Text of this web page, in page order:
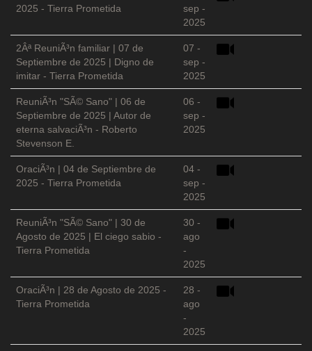
2025 - Tierra Prometida
sep -
2025
2Âª ReuniÃ³n familiar | 07 de
Septiembre de 2025 | Digno de
imitar - Tierra Prometida
07 -
sep -
2025
ReuniÃ³n "SÃ© Sano" | 06 de
Septiembre de 2025 | Autor de
eterna salvaciÃ³n - Roberto
Stevenson E.
06 -
sep -
2025
OraciÃ³n | 04 de Septiembre de
2025 - Tierra Prometida
04 -
sep -
2025
ReuniÃ³n "SÃ© Sano" | 30 de
Agosto de 2025 | El ciego sabio -
Tierra Prometida
30 -
ago
-
2025
OraciÃ³n | 28 de Agosto de 2025 -
Tierra Prometida
28 -
ago
-
2025